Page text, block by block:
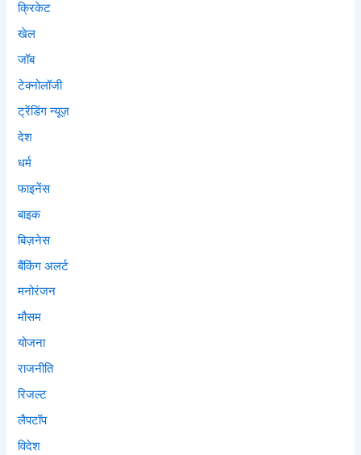
क्रिकेट
खेल
जॉब
टेक्नोलॉजी
ट्रेंडिंग न्यूज़
देश
धर्म
फाइनेंस
बाइक
बिज़नेस
बैंकिंग अलर्ट
मनोरंजन
मौसम
योजना
राजनीति
रिजल्ट
लैपटॉप
विदेश